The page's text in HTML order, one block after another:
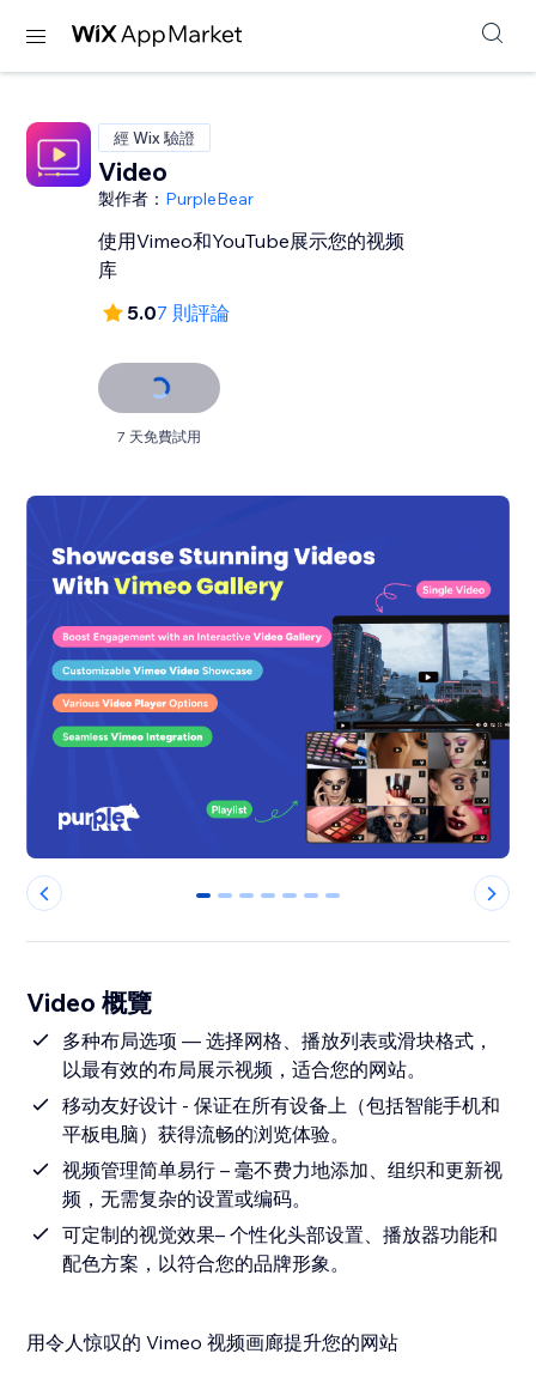
經 Wix 驗證
Video
製作者： PurpleBear
使用Vimeo和YouTube展示您的视频
库
5.07 則評論
7 天免費試用
0 1 2 3 4 5 6
Video 概覽
多种布局选项 — 选择网格、播放列表或滑块格式，
以最有效的布局展示视频，适合您的网站。
移动友好设计 - 保证在所有设备上（包括智能手机和
平板电脑）获得流畅的浏览体验。
视频管理简单易行 – 毫不费力地添加、组织和更新视
频，无需复杂的设置或编码。
可定制的视觉效果– 个性化头部设置、播放器功能和
配色方案，以符合您的品牌形象。
用令人惊叹的 Vimeo 视频画廊提升您的网站